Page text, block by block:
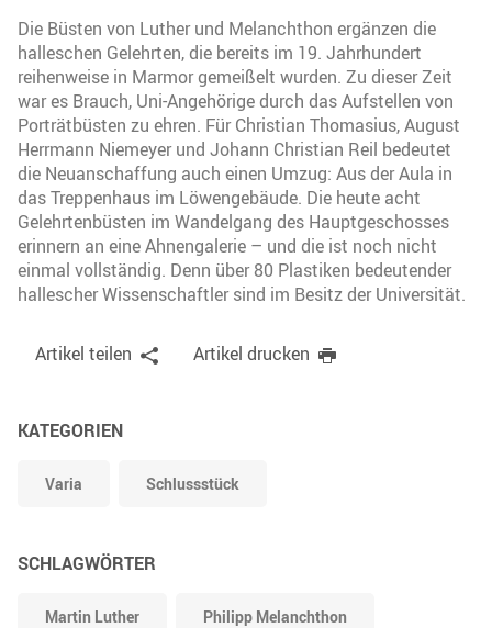
Die Büsten von Luther und Melanchthon ergänzen die
halleschen Gelehrten, die bereits im 19. Jahrhundert
reihenweise in Marmor gemeißelt wurden. Zu dieser Zeit
war es Brauch, Uni-Angehörige durch das Aufstellen von
Porträtbüsten zu ehren. Für Christian Thomasius, August
Herrmann Niemeyer und Johann Christian Reil bedeutet
die Neuanschaffung auch einen Umzug: Aus der Aula in
das Treppenhaus im Löwengebäude. Die heute acht
Gelehrtenbüsten im Wandelgang des Hauptgeschosses
erinnern an eine Ahnengalerie – und die ist noch nicht
einmal vollständig. Denn über 80 Plastiken bedeutender
hallescher Wissenschaftler sind im Besitz der Universität.
Artikel teilen Artikel drucken
KATEGORIEN
Varia Schlussstück
SCHLAGWÖRTER
Martin Luther Philipp Melanchthon